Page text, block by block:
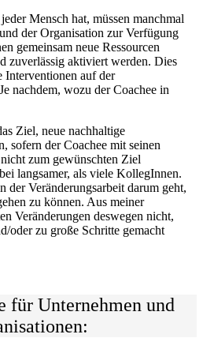
Mensch hat, müssen manchmal
der Organisation zur Verfügung
gemeinsam neue Ressourcen
zuverlässig aktiviert werden. Dies
Interventionen auf der
nachdem, wozu der Coachee in
Ziel, neue nachhaltige
sofern der Coachee mit seinen
zum gewünschten Ziel
langsamer, als viele KollegInnen.
der Veränderungsarbeit darum geht,
zu können. Aus meiner
Veränderungen deswegen nicht,
oder zu große Schritte gemacht
für Unternehmen und